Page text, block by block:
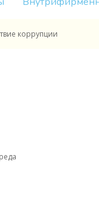
коррупции